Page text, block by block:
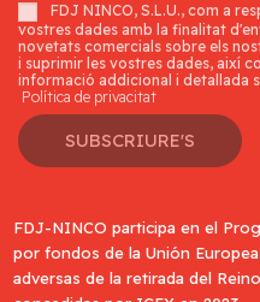
FDJ NINCO, S.L.U., com a
vostres dades amb la finalitat
novetats comercials sobre els
i suprimir les vostres dades, així
informació addicional i detallada
Política de privacitat
SUBSCRIURE'S
FDJ-NINCO participa en el
por fondos de la Unión
adversas de la retirada del